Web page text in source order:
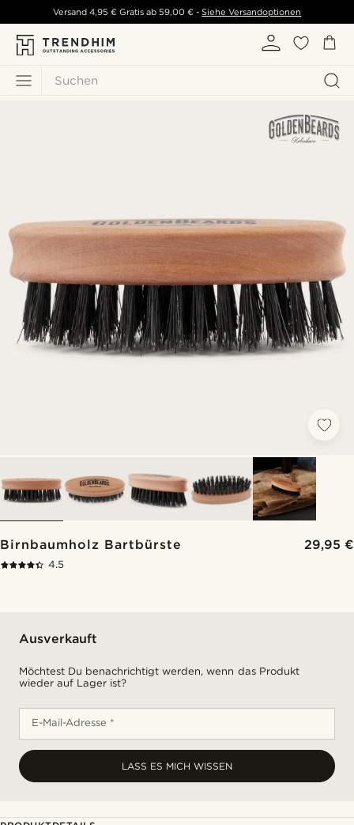
Suchen
Versand 4,95 € Gratis ab 59,00 € - Siehe Versandoptionen
Birnbaumholz Bartbürste 29,95 €
4.5
Ausverkauft
Möchtest Du benachrichtigt werden, wenn das Produkt
wieder auf Lager ist?
E-Mail-Adresse *
LASS ES MICH WISSEN